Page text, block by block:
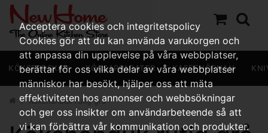
KÖKSREDSKAP KÖKSAPPARATER KAFFEHÖRNAN
Kökshanduk rutig grå
Acceptera cookies och integritetspolicy
Cookies gör att du kan använda varukorgen och
att anpassa din upplevelse på våra webbplatser,
berättar för oss vilka delar av våra webbplatser
människor har besökt, hjälper oss att mäta
effektiviteten hos annonser och webbsökningar
och ger oss insikter om användarbeteende så att
vi kan förbättra vår kommunikation och produkter.